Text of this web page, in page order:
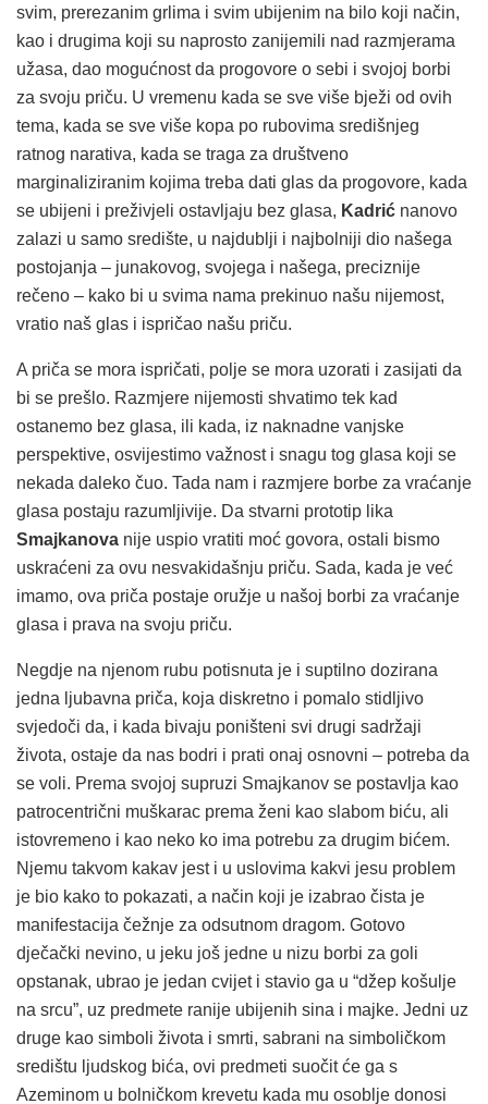
svim, prerezanim grlima i svim ubijenim na bilo koji način,
kao i drugima koji su naprosto zanijemili nad razmjerama
užasa, dao mogućnost da progovore o sebi i svojoj borbi
za svoju priču. U vremenu kada se sve više bježi od ovih
tema, kada se sve više kopa po rubovima središnjeg
ratnog narativa, kada se traga za društveno
marginaliziranim kojima treba dati glas da progovore, kada
se ubijeni i preživjeli ostavljaju bez glasa, Kadrić nanovo
zalazi u samo središte, u najdublji i najbolniji dio našega
postojanja – junakovog, svojega i našega, preciznije
rečeno – kako bi u svima nama prekinuo našu nijemost,
vratio naš glas i ispričao našu priču.
A priča se mora ispričati, polje se mora uzorati i zasijati da
bi se prešlo. Razmjere nijemosti shvatimo tek kad
ostanemo bez glasa, ili kada, iz naknadne vanjske
perspektive, osvijestimo važnost i snagu tog glasa koji se
nekada daleko čuo. Tada nam i razmjere borbe za vraćanje
glasa postaju razumljivije. Da stvarni prototip lika
Smajkanova nije uspio vratiti moć govora, ostali bismo
uskraćeni za ovu nesvakidašnju priču. Sada, kada je već
imamo, ova priča postaje oružje u našoj borbi za vraćanje
glasa i prava na svoju priču.
Negdje na njenom rubu potisnuta je i suptilno dozirana
jedna ljubavna priča, koja diskretno i pomalo stidljivo
svjedoči da, i kada bivaju poništeni svi drugi sadržaji
života, ostaje da nas bodri i prati onaj osnovni – potreba da
se voli. Prema svojoj supruzi Smajkanov se postavlja kao
patrocentrični muškarac prema ženi kao slabom biću, ali
istovremeno i kao neko ko ima potrebu za drugim bićem.
Njemu takvom kakav jest i u uslovima kakvi jesu problem
je bio kako to pokazati, a način koji je izabrao čista je
manifestacija čežnje za odsutnom dragom. Gotovo
dječački nevino, u jeku još jedne u nizu borbi za goli
opstanak, ubrao je jedan cvijet i stavio ga u “džep košulje
na srcu”, uz predmete ranije ubijenih sina i majke. Jedni uz
druge kao simboli života i smrti, sabrani na simboličkom
središtu ljudskog bića, ovi predmeti suočit će ga s
Azeminom u bolničkom krevetu kada mu osoblje donosi